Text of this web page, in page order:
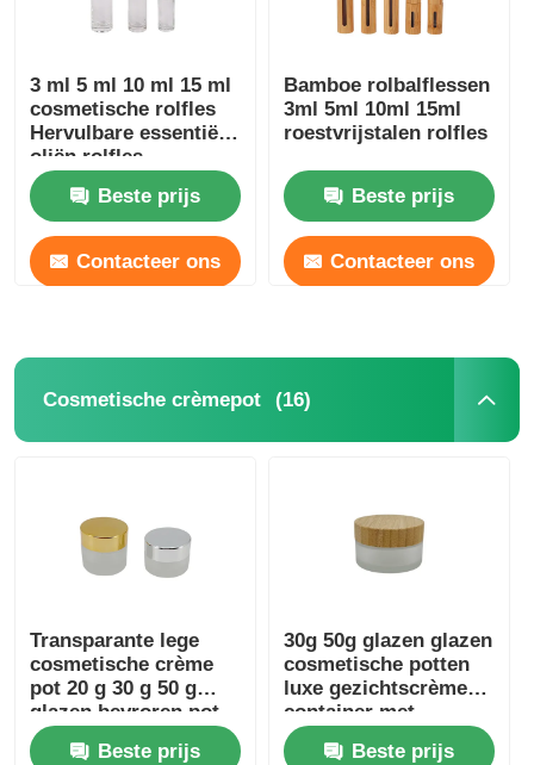
3 ml 5 ml 10 ml 15 ml
cosmetische rolfles
Hervulbare essentiële
oliën rolfles
Beste prijs
Contacteer ons
Bamboe rolbalflessen
3ml 5ml 10ml 15ml
roestvrijstalen rolfles
Beste prijs
Contacteer ons
Cosmetische crèmepot (16)
Transparante lege
cosmetische crème
pot 20 g 30 g 50 g
glazen bevroren pot
Beste prijs
30g 50g glazen glazen
cosmetische potten
luxe gezichtscrème
container met
bamboe deksel
Beste prijs